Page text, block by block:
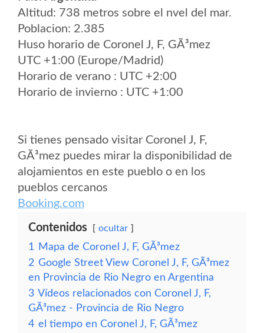
Altitud: 738 metros sobre el nvel del mar.
Poblacion: 2.385
Huso horario de Coronel J, F, GÃ³mez
UTC +1:00 (Europe/Madrid)
Horario de verano : UTC +2:00
Horario de invierno : UTC +1:00
Si tienes pensado visitar Coronel J, F,
GÃ³mez puedes mirar la disponibilidad de
alojamientos en este pueblo o en los
pueblos cercanos
Booking.com
Contenidos ocultar
1
Mapa de Coronel J, F, GÃ³mez
2 Google Street View Coronel J, F, GÃ³mez
en Provincia de Rio Negro en Argentina
3 Vídeos relacionados con Coronel J, F,
GÃ³mez - Provincia de Rio Negro
4 el tiempo en Coronel J, F, GÃ³mez